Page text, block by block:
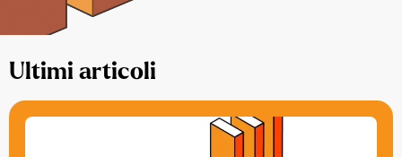
Ultimi articoli